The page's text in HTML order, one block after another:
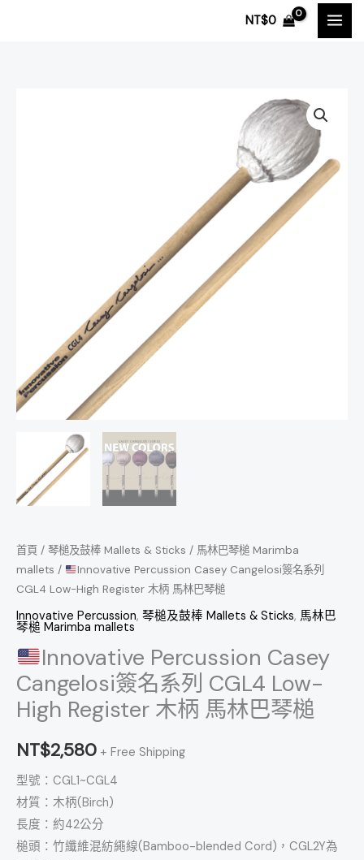
NT$0
首頁 / 琴槌及鼓棒 Mallets & Sticks / 馬林巴琴槌 Marimba
mallets /
Innovative Percussion Casey Cangelosi簽名系列
CGL4 Low-High Register 木柄 馬林巴琴槌
Innovative Percussion, 琴槌及鼓棒 Mallets & Sticks, 馬林巴
琴槌 Marimba mallets
Innovative Percussion Casey
Cangelosi簽名系列 CGL4 Low-
High Register 木柄 馬林巴琴槌
NT$2,580 + Free Shipping
型號：CGL1~CGL4
材質：木柄(Birch)
長度：約42公分
槌頭：竹纖維混紡繩線(Bamboo-blended Cord)，CGL2Y為
Register
木
柄
琴
量